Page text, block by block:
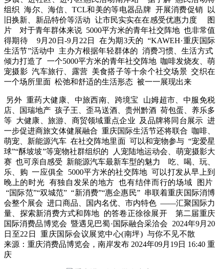
组织 海尔、海信、TCL和美的等电器品牌 开展消费促销 以
旧换新、新品特价等活动 让市民实实在在感受优惠力度 图
片 对于青年群体来说 5000平方米的青年社交阵地 也非常值
得期待 9月20日-9月22日 在为期3天的 “KAWEH·重庆国际
生活节”活动中 主办方根据年轻群体的 消费习惯、生活方式
倾力打造了 一个5000平方米的青年社交阵地 咖啡发烧友、萌
宠摄影 汽车旅行、露营 美食搭子等十余个社交场景 交织在
一个场所里面 松弛和舒适的生活形态 被一一展现出来
另外 重药大健康、中旅西南、跨境宝 山姆超市、中服免税
店、国瑞地产 孩子王、歪马送酒、贵州黔酒 荷包蛋、养乐多
等 大健康、旅游、商贸领域重点企业 及品牌将同台展示 进
一步促进商旅文体健展融合 重庆国际生活节还将联合 咖啡、
萌宠、新能源汽车 在社交阵地里面 可以和宠物参与 “宠爱星
球”“酥坡坡”等宠物社群组织的 人宠陆地运动会、萌宠摄影大
赛 也可亲自感受 新能源汽车最新车型的魅力 吃、喝、玩、
乐、购 一应俱全 5000平方米的社交阵地 可以打发从早上到
晚上的时光 有独自发呆的地方 也有结伴而行的场域 图片
“国际范”“双城范” “新消费”“惠企惠民” 串联着重庆国际消博
会整个展会 进口商品、国内名优、市内特色 ——汇聚国际力
量、探索新消费方式和阵地 的答卷正徐徐展开 第二届重庆
国际消费品博览会 暨遇见巴蜀·国际融合采洽会 2024年9月20
日至22日 重庆国际会议展览中心(南坪) 与你不见不散
来源：重庆消费品博览会，南岸发布 2024年09月19日 16:40 重
庆